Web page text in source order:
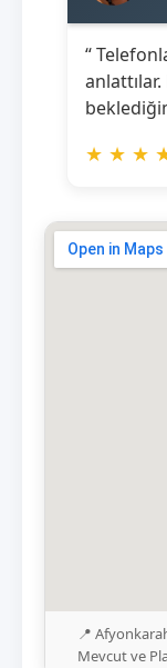
“
★ ★ ★
📍
Mevcut ve